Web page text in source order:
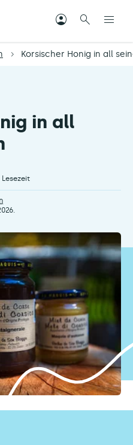
Korsischer Honig in all
in all
Lesezeit